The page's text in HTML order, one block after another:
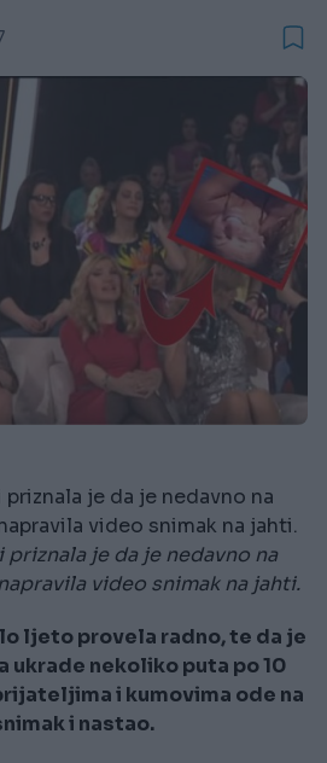
priznala je da je nedavno na
video snimak na jahti.
priznala je da je nedavno na
video snimak na jahti.
ljeto provela radno, te da je
nekoliko puta po 10
i kumovima ode na
i nastao.